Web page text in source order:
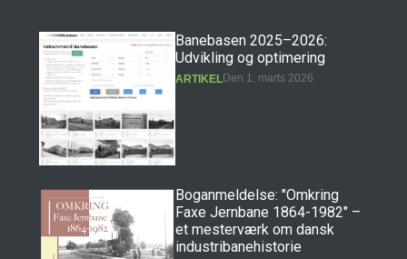
Banebasen 2025–2026:
Udvikling og optimering
ARTIKELDen 1. marts 2026
Boganmeldelse: "Omkring
Faxe Jernbane 1864-1982" –
et mesterværk om dansk
industribanehistorie